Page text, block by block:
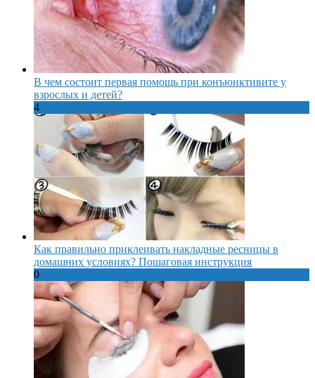
В чем состоит первая помощь при конъюнктивите у
взрослых и детей?
4
Как правильно приклеивать накладные ресницы в
домашних условиях? Пошаговая инструкция
0